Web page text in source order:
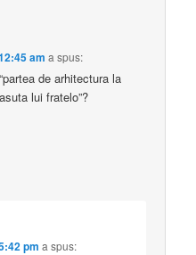
am a spus:
de arhitectura la
lui fratelo”?
pm a spus: